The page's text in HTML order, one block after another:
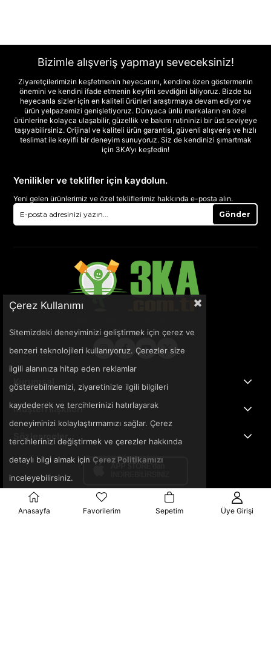
Bizimle alışveriş yapmayı seveceksiniz!
Ziyaretçilerimizin keşfetmenin heyecanını, kendine özen göstermenin
önemini ve kendini ifade etmenin keyfini sevdiğini biliyoruz. Bizde bu
heyecanla sizler için en kaliteli ürünleri araştırmaya devam ediyor ve
ürün yelpazemizi genişletiyoruz. Dünyaca ünlü markaların en özel
ürünlerine kolayca ulaşabilir, güzellik ve bakım rutininizi bir üst seviyeye
taşıyabilirsiniz. Orijinal ve kaliteli ürün garantisi, güvenli alışveriş ve hızlı
teslimat ile keyifli bir deneyim sunuyoruz. Siz de kendinizi şımartmak
için 3KA’yı keşfedin!
Yenilikler ve teklifler için kaydolun.
Yeni gelen ürünlerimiz ve özel tekliflerimiz hakkında e-posta alın.
Gönder
Kurumsal
Müşteri İlişkileri
Sözleşmeler
Çerez Kullanımı
Sitemizdeki deneyiminizi geliştirmek için çerez ve
benzeri teknolojileri kullanıyoruz. Çerezler size
ilgili alanınıza hitap eden reklamlar
gösterebilmemizi, ziyaretinizle ilgili bilgileri
kaydederek ve tercihlerinizi hatırlayarak
deneyiminizi kolaylaştırmamızı sağlar. Çerez
tercihlerinizi değiştirmek ve çerezler hakkında
detaylı bilgi almak için Çerez Politikamızı
inceleyebilirsiniz.
Anasayfa Favorilerim Sepetim Üye Girişi